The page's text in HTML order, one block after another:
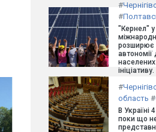
#
#
"Кернел" у
розширює
населених
ініціативу.
#
область #
В Україні
поки що